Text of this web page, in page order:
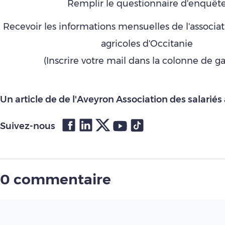
Remplir le questionnaire
Recevoir les informations mensuelles de
agricoles d'Occitanie
(Inscrire votre mail dans la colonne de
Un article de de l'Aveyron Association des
Suivez-nous
0 commentaire